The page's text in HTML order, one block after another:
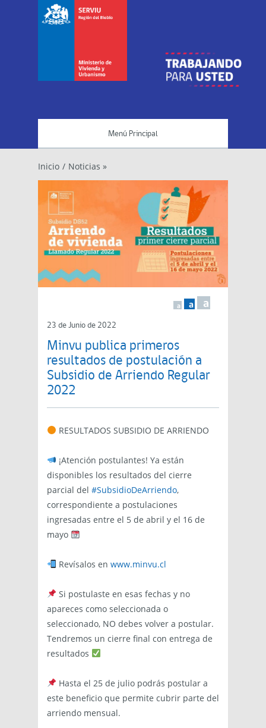
Menú Principal
Inicio / Noticias »
a a a
23 de Junio de 2022
Minvu publica primeros
resultados de postulación a
Subsidio de Arriendo Regular
2022
RESULTADOS SUBSIDIO DE ARRIENDO
¡Atención postulantes! Ya están
disponibles los resultados del cierre
parcial del #SubsidioDeArriendo,
correspondiente a postulaciones
ingresadas entre el 5 de abril y el 16 de
mayo
Revísalos en www.minvu.cl
Si postulaste en esas fechas y no
apareces como seleccionada o
seleccionado, NO debes volver a postular.
Tendremos un cierre final con entrega de
resultados
Hasta el 25 de julio podrás postular a
este beneficio que permite cubrir parte del
arriendo mensual.